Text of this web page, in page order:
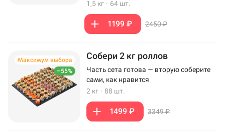
1,5 кг · 64 шт.
1199 ₽ 2450 ₽
–55%
Максимум выбора Собери 2 кг роллов
Часть сета готова — вторую соберите
сами, как нравится
2 кг · 88 шт.
1499 ₽ 3349 ₽